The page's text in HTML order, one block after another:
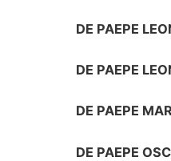
DE PAEPE
DE PAEPE
DE PAEPE
DE PAEPE